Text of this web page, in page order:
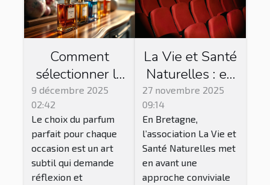
Comment
sélectionner le
parfum parfait
pour chaque
occasion ?
9 décembre 2025
02:42
Le choix du parfum
parfait pour chaque
occasion est un art
subtil qui demande
réflexion et
La Vie et Santé
Naturelles : en
Bretagne, cette
association
propose des
séances de ciné
club !
27 novembre 2025
09:14
En Bretagne,
l’association La Vie et
Santé Naturelles met
en avant une
approche conviviale